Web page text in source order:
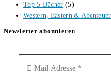
Top-5 Bücher (5)
Western, Eastern & Abenteuer
Newsletter abonnieren